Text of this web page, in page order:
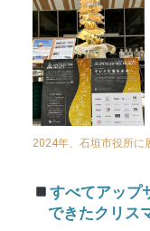
2024年、石垣市役所に
すべてアップ
できたクリス